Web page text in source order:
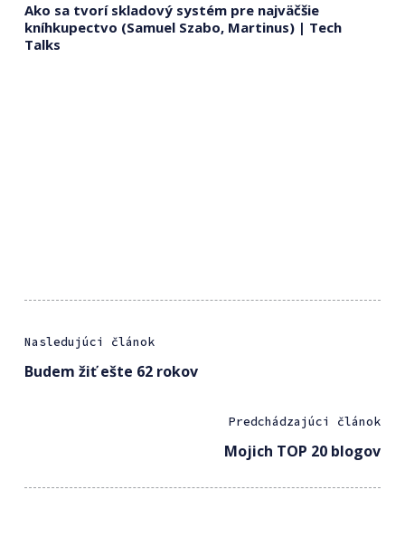
Ako sa tvorí skladový systém pre najväčšie
kníhkupectvo (Samuel Szabo, Martinus) | Tech
Talks
Nasledujúci článok
Budem žiť ešte 62 rokov
Predchádzajúci článok
Mojich TOP 20 blogov